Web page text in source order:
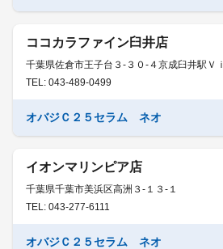
ココカラファイン臼井店
千葉県佐倉市王子台３-３０-４京成臼井駅Ｖ
TEL: 043-489-0499
オバジＣ２５セラム ネオ
イオンマリンピア店
千葉県千葉市美浜区高洲３-１３-１
TEL: 043-277-6111
オバジＣ２５セラム ネオ